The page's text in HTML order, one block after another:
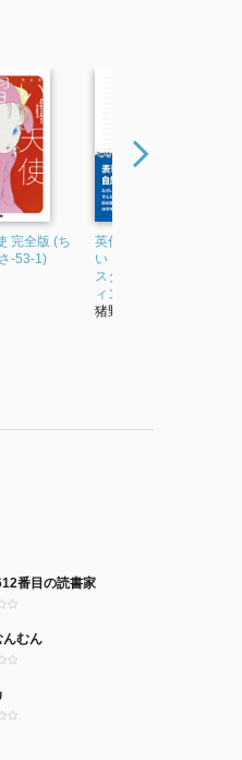
をしてしまっ
完全版 (ち
-53-1)
英作文なんかこわくな
い 日本語の発想でマ
スターする英文ライテ
ィング
猪野真理枝
番目の読書家
んむん